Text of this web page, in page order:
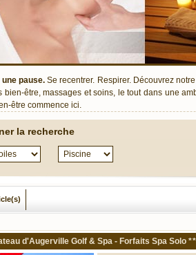
une pause. Se recentrer. Respirer. Découvrez
bien-être, massages et soins, le tout dans une
être commence ici.
la recherche
d'Augerville Golf & Spa - Forfaits Spa Solo